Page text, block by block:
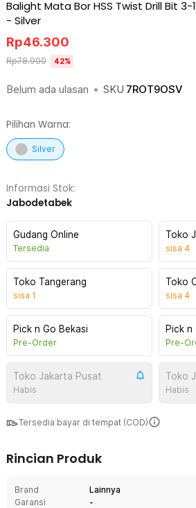
Balight Mata Bor HSS Twist Drill Bit 3-
- Silver
Belum ada ulasan • SKU 7ROT9OSV
Rp46.300
Rp78.900 42%
Pilihan Warna:
Silver
Informasi Stok:
Jabodetabek
Gudang Online
Tersedia
Toko
sisa 4
Toko Tangerang
sisa 1
Toko
sisa 4
Pick n Go Bekasi
Pre-Order
Pick n
Pre-
Toko Jakarta Pusat
Habis
Toko
Habis
Tersedia bayar di tempat (COD)
Rincian Produk
Brand
Lainnya
Garansi
-